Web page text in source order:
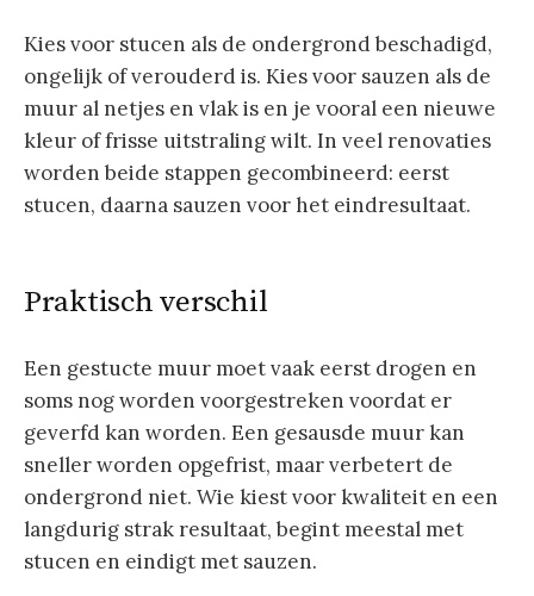
Kies voor stucen als de ondergrond beschadigd,
ongelijk of verouderd is. Kies voor sauzen als de
muur al netjes en vlak is en je vooral een nieuwe
kleur of frisse uitstraling wilt. In veel renovaties
worden beide stappen gecombineerd: eerst
stucen, daarna sauzen voor het eindresultaat.
Praktisch verschil
Een gestucte muur moet vaak eerst drogen en
soms nog worden voorgestreken voordat er
geverfd kan worden. Een gesausde muur kan
sneller worden opgefrist, maar verbetert de
ondergrond niet. Wie kiest voor kwaliteit en een
langdurig strak resultaat, begint meestal met
stucen en eindigt met sauzen.